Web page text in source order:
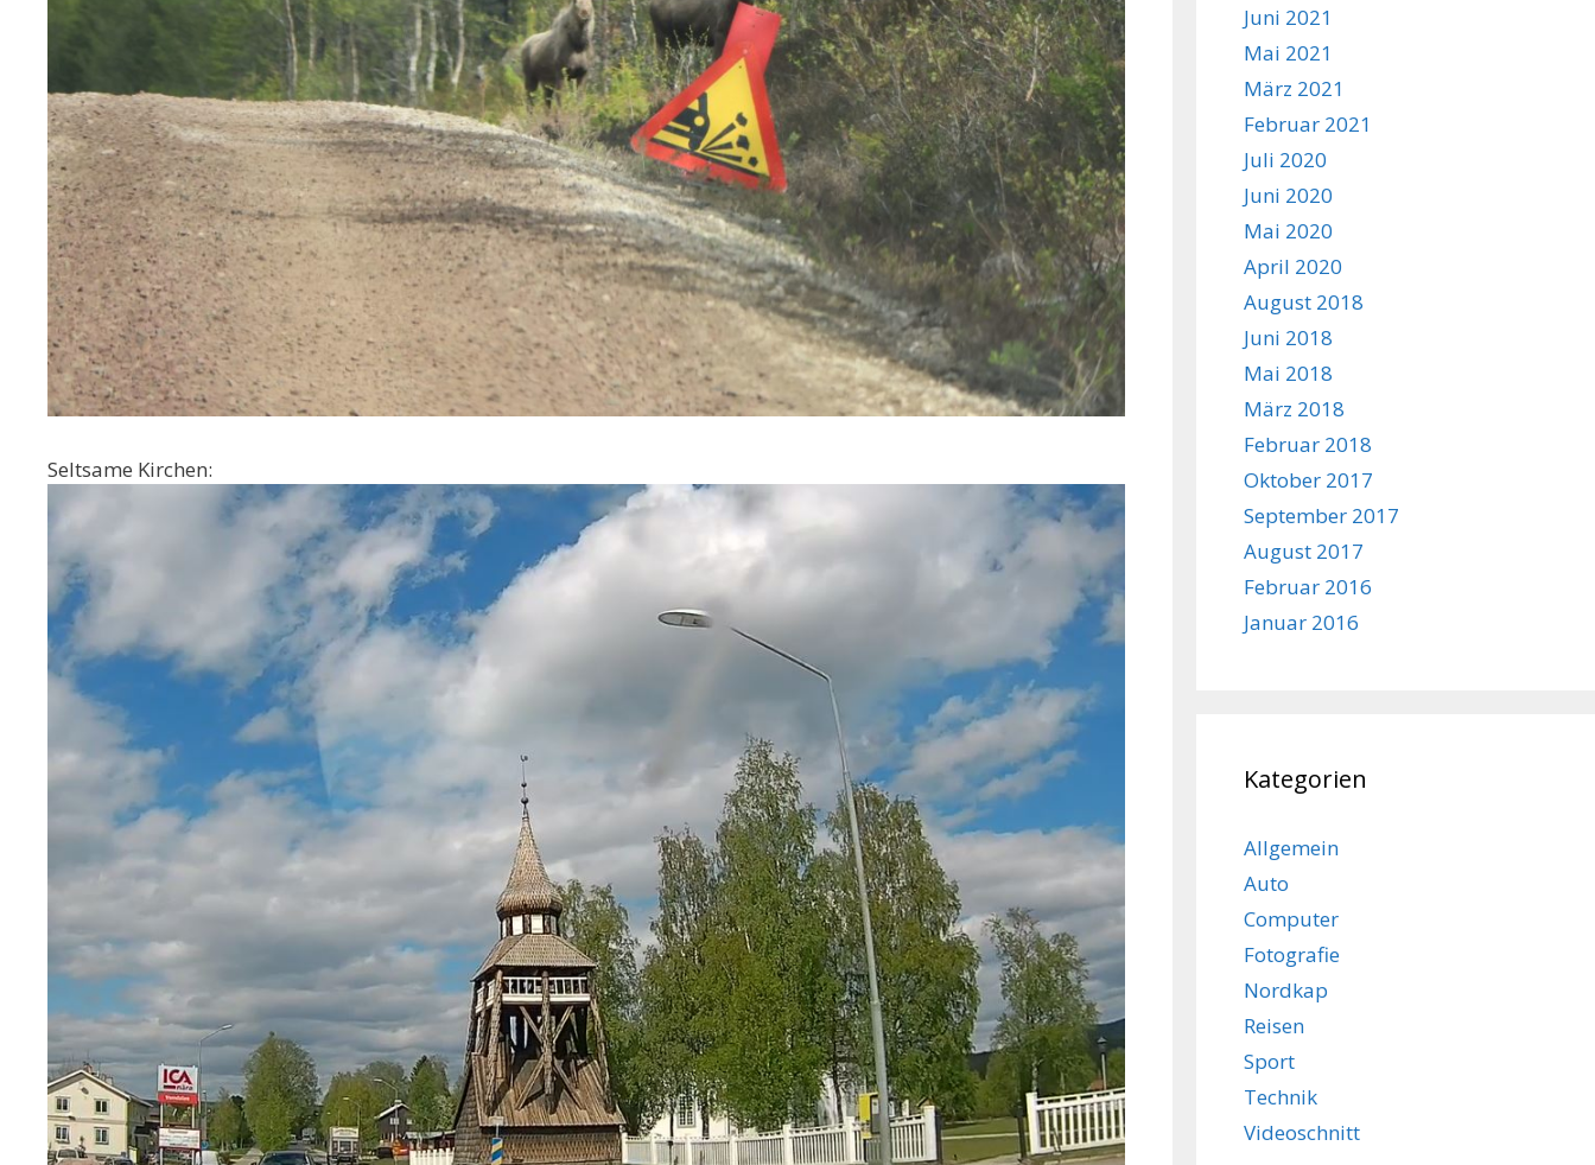
Seltsame Kirchen:
Juni 2021
Mai 2021
März 2021
Februar 2021
Juli 2020
Juni 2020
Mai 2020
April 2020
August 2018
Juni 2018
Mai 2018
März 2018
Februar 2018
Oktober 2017
September 2017
August 2017
Februar 2016
Januar 2016
Kategorien
Allgemein
Auto
Computer
Fotografie
Nordkap
Reisen
Sport
Technik
Videoschnitt